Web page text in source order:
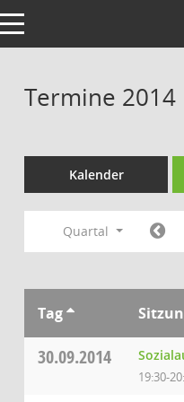
navigation
Termine 2014
Kalender
Quartal
Tag
30.09.2014
19:30-